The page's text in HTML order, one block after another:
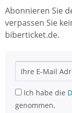
Abonnieren Sie
verpassen Sie
biberticket.de.
Ich habe die
genommen.